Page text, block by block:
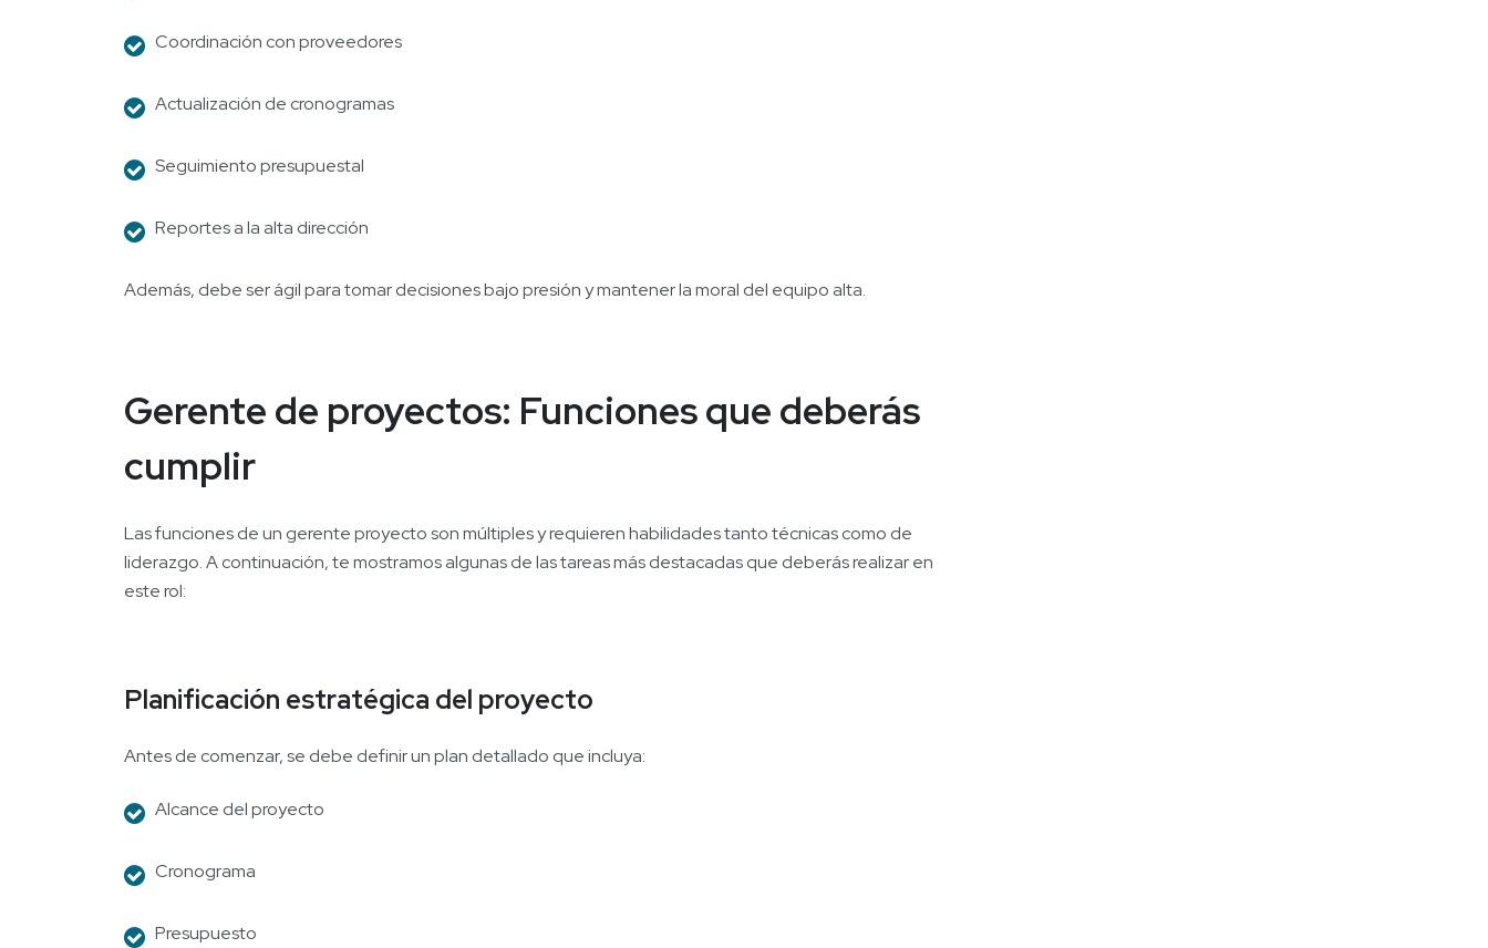
Coordinación con proveedores
Actualización de cronogramas
Seguimiento presupuestal
Reportes a la alta dirección
Además, debe ser ágil para tomar decisiones bajo presión y mantener la moral del equipo alta.
Gerente de proyectos: Funciones que deberás
cumplir
Las funciones de un gerente proyecto son múltiples y requieren habilidades tanto técnicas como de
liderazgo. A continuación, te mostramos algunas de las tareas más destacadas que deberás realizar en
este rol:
Planificación estratégica del proyecto
Antes de comenzar, se debe definir un plan detallado que incluya:
Alcance del proyecto
Cronograma
Presupuesto